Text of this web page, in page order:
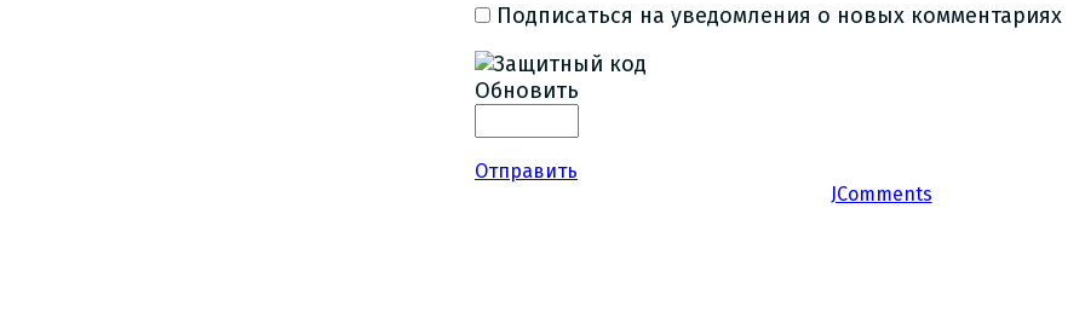
Подписаться на уведомления о новых комментариях
Обновить
Отправить
JComments